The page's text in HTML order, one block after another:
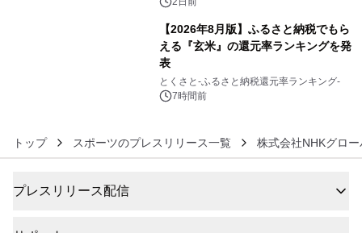
【2026年8月版】ふるさと納税でもら
える『玄米』の還元率ランキングを発
表
とくさと-ふるさと納税還元率ランキング-
7時間前
トップ スポーツのプレスリリース一覧 株式会社NHKグロ
プレスリリース配信